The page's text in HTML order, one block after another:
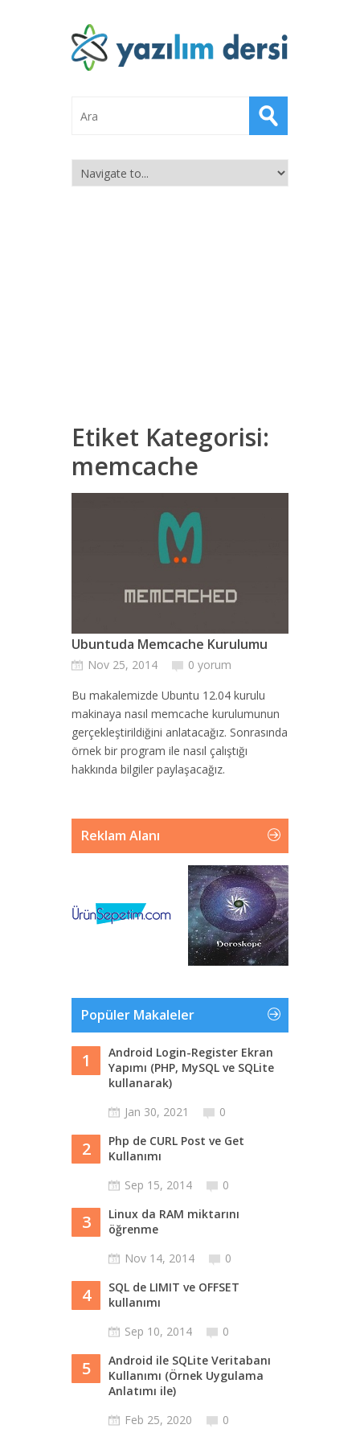
Etiket Kategorisi:
memcache
Ubuntuda Memcache Kurulumu
Nov 25, 2014
0 yorum
Bu makalemizde Ubuntu 12.04 kurulu
makinaya nasıl memcache kurulumunun
gerçekleştirildiğini anlatacağız. Sonrasında
örnek bir program ile nasıl çalıştığı
hakkında bilgiler paylaşacağız.
Reklam Alanı
Popüler Makaleler
1
Android Login-Register Ekran
Yapımı (PHP, MySQL ve SQLite
kullanarak)
Jan 30, 2021
0
2
Php de CURL Post ve Get
Kullanımı
Sep 15, 2014
0
3
Linux da RAM miktarını
öğrenme
Nov 14, 2014
0
4
SQL de LIMIT ve OFFSET
kullanımı
Sep 10, 2014
0
5
Android ile SQLite Veritabanı
Kullanımı (Örnek Uygulama
Anlatımı ile)
Feb 25, 2020
0